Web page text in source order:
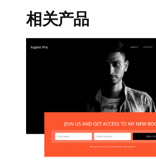
相关产品